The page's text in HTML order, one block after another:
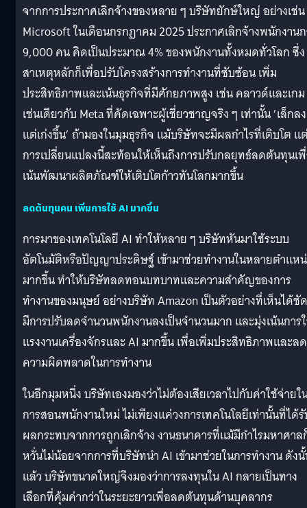
จากการประกาศเลิกจ้างของหลาย ๆ บริษัทยักษ์ใหญ่ อย่างเช่น
Microsoft ในเดือนกรกฎาคม 2025 ประกาศเลิกจ้างพนักงาน
9,000 คน คิดเป็นประมาณ 4% ของพนักงานทั้งหมดทั่วโลก ซึ่ง
สาเหตุหลักก็เพื่อปรับโครงสร้างการทำงานที่ซับซ้อน เพิ่ม
ประสิทธิภาพและเน้นธุรกิจที่มีศักยภาพสูง เช่น คลาวด์และเกม
เช่นเดียวกับ Meta ที่คัดเฉพาะผู้เชี่ยวชาญจริง ๆ เท่านั้น ’เล็กลง
แต่เก่งขึ้น’ ถ้ามองในมุมธุรกิจ แม้บริษัทจะมีผลกำไรที่เติบโต แ
การเปลี่ยนแปลงนี้สะท้อนให้เห็นถึงการปรับกลยุทธ์ลดต้นทุนเ
เน้นพัฒนาผลิตภัณฑ์ให้เติบโตก้าวทันโลกมากขึ้น
ลดต้นทุนคน เพิ่มการใช้ AI มากขึ้น
การมาของเทคโนโลยี AI ทำให้หลาย ๆ บริษัทหันมาใช้ระบบ
อัตโนมัติหรือปัญญาประดิษฐ์ เข้ามาช่วยทำงานในหลายตำแห
มากขึ้น ทำให้บริษัทลดทอนบทบาทและความสำคัญของการ
ทำงานของมนุษย์ อย่างบริษัท Amazon เป็นตัวอย่างที่เห็นได้ชั
มีการปรับลดจำนวนพนักงานลงเป็นจำนวนมาก และมุ่งเน้นการ
แรงงานเครื่องจักรและ AI มากขึ้น เพื่อเพิ่มประสิทธิภาพและลด
ความผิดพลาดในการทำงาน
ในอีกมุมหนึ่ง บริษัทเองมองว่าไม่ต้องเสียเวลาไปกับค่าใช้จ่ายใ
การสอนพนักงานใหม่ ไม่เพียงแค่วงการเทคโนโลยีเท่านั้นที่ได้
ผลกระทบจากการถูกเลิกจ้าง งานธนาคารที่แม้มีกำไรมหาศาล
หวั่นไม่น้อยจากการที่บริษัทนำ AI เข้ามาช่วยในการทำงาน ดัง
แล้ว บริษัทขนาดใหญ่จึงมองว่าการลงทุนใน AI กลายเป็นทาง
เลือกที่คุ้มค่ากว่าในระยะยาวเพื่อลดต้นทุนด้านบุคลากร